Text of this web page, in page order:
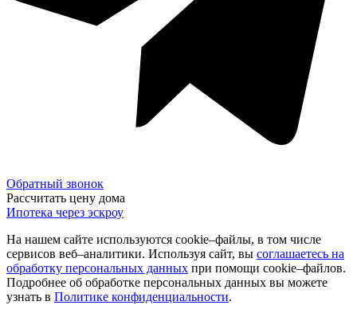
Обратный звонок
Рассчитать цену дома
Ипотека через эскроу
На нашем сайте используются cookie–файлы, в том числе
сервисов веб–аналитики. Используя сайт, вы соглашаетесь на
обработку персональных данных при помощи cookie–файлов.
Подробнее об обработке персональных данных вы можете
узнать в Политике конфиденциальности.